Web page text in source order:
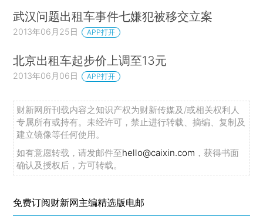
武汉问题出租车事件七嫌犯被移交立案
2013年06月25日 APP打开
北京出租车起步价上调至13元
2013年06月06日 APP打开
财新网所刊载内容之知识产权为财新传媒及/或相关权利人
专属所有或持有。未经许可，禁止进行转载、摘编、复制及
建立镜像等任何使用。
如有意愿转载，请发邮件至hello@caixin.com ，获得书面
确认及授权后，方可转载。
免费订阅财新网主编精选版电邮